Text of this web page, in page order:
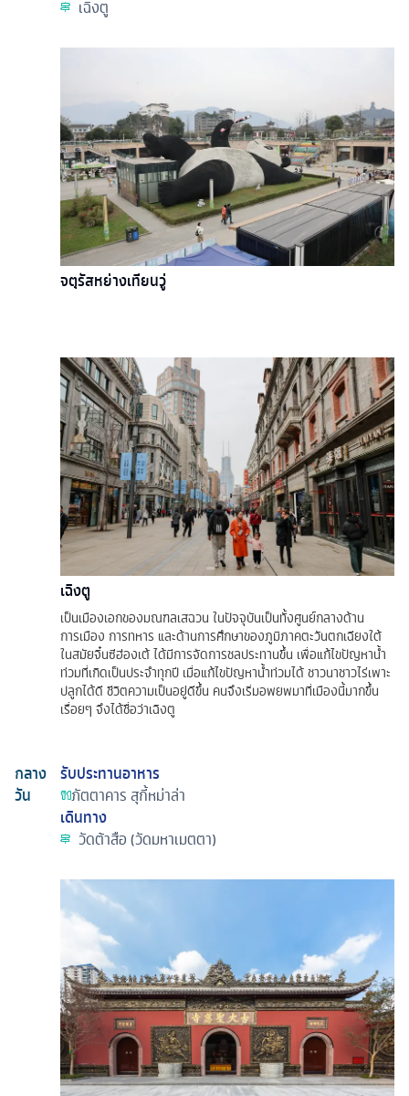
เฉิงตู
จตุรัสหย่างเทียนวู่
เฉิงตู
เป็นเมืองเอกของมณฑลเสฉวน ในปัจจุบันเป็นทั้งศูนย์กลางด้าน
การเมือง การทหาร และด้านการศึกษาของภูมิภาคตะวันตกเฉียงใต้
ในสมัยจิ๋นซีฮ่องเต้ ได้มีการจัดการชลประทานขึ้น เพื่อแก้ไขปัญหาน้ำ
ท่วมที่เกิดเป็นประจำทุกปี เมื่อแก้ไขปัญหาน้ำท่วมได้ ชาวนาชาวไร่เพาะ
ปลูกได้ดี ชีวิตความเป็นอยู่ดีขึ้น คนจึงเริ่มอพยพมาที่เมืองนี้มากขึ้น
เรื่อยๆ จึงได้ชื่อว่าเฉิงตู
กลาง
วัน
รับประทานอาหาร
ภัตตาคารสุกี้หม่าล่า
เดินทาง
วัดต้าสือ (วัดมหาเมตตา)